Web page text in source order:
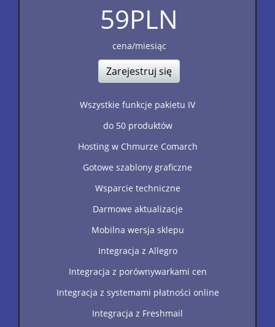
59PLN
cena/miesiąc
Zarejestruj się
Wszystkie funkcje pakietu IV
do 50 produktów
Hosting w Chmurze Comarch
Gotowe szablony graficzne
Wsparcie techniczne
Darmowe aktualizacje
Mobilna wersja sklepu
Integracja z Allegro
Integracja z porównywarkami cen
Integracja z systemami płatności online
Integracja z Freshmail